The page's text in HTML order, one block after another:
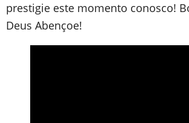
prestigie este momento conosco!
Deus Abençoe!